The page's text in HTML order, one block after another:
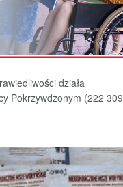
działa
Pokrzywdzonym (222 309